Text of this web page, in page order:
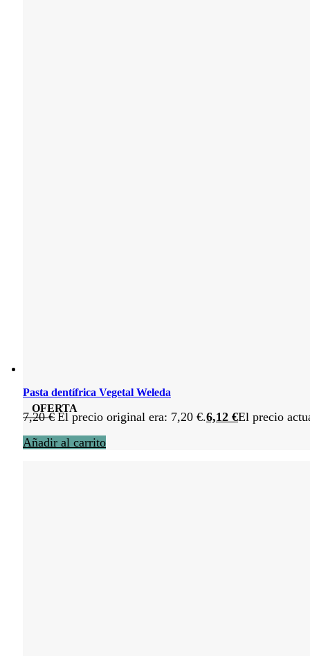
OFERTA
Pasta dentífrica Vegetal Weleda
7,20€ El precio original era: 7,20 €.6,12 €El precio
Añadir al carrito